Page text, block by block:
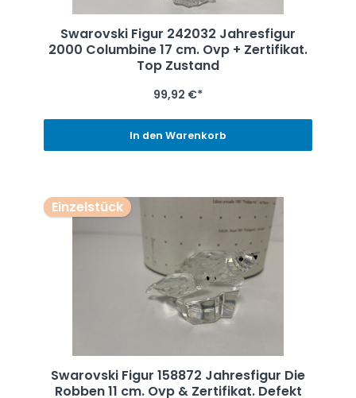
Swarovski Figur 242032 Jahresfigur
2000 Columbine 17 cm. Ovp + Zertifikat.
Top Zustand
99,92 €*
In den Warenkorb
Einzelstück
Swarovski Figur 158872 Jahresfigur Die
Robben 11 cm. Ovp & Zertifikat. Defekt